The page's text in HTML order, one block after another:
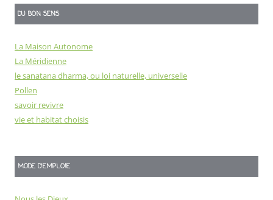
DU BON SENS
La Maison Autonome
La Méridienne
le sanatana dharma, ou loi naturelle, universelle
Pollen
savoir revivre
vie et habitat choisis
MODE D'EMPLOIE